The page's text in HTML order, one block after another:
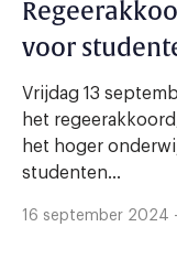
voor
Vrijdag 13
het
het hoger
studenten...
16 september 2024